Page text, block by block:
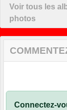
Voir tous les
photos
Connectez-